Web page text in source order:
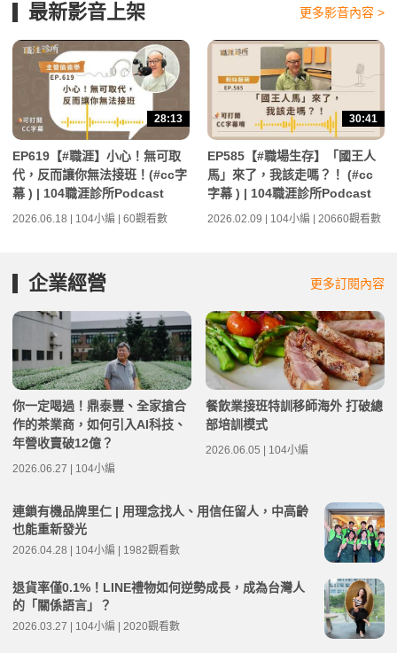
最新影音上架 更多影音內容 >
28:13
EP619【#職涯】小心！無可取
代，反而讓你無法接班！(#cc字
幕 ) | 104職涯診所Podcast
2026.06.18 | 104小編 | 60觀看數
30:41
EP585【#職場生存】「國王人
馬」來了，我該走嗎？！ (#cc
字幕 ) | 104職涯診所Podcast
2026.02.09 | 104小編 | 20660觀看數
企業經營 更多訂閱內容
你一定喝過！鼎泰豐、全家搶合
作的茶業商，如何引入AI科技、
年營收賣破12億？
2026.06.27 | 104小編
餐飲業接班特訓移師海外 打破總
部培訓模式
2026.06.05 | 104小編
連鎖有機品牌里仁 | 用理念找人、用信任留人，中高齡
也能重新發光
2026.04.28 | 104小編 | 1982觀看數
退貨率僅0.1%！LINE禮物如何逆勢成長，成為台灣人
的「關係語言」？
2026.03.27 | 104小編 | 2020觀看數